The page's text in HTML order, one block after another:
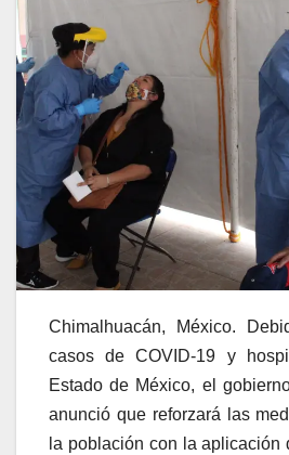
Chimalhuacán, México.
casos de COVID-19 y
Estado de México, el
anunció que reforzará las
la población con la aplicación